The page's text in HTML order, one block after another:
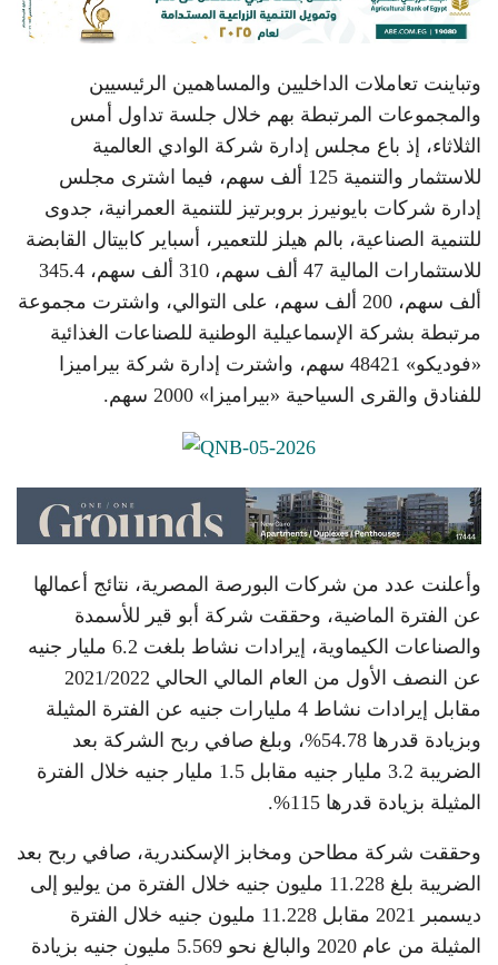
وتباينت تعاملات الداخليين والمساهمين الرئيسيين
والمجموعات المرتبطة بهم خلال جلسة تداول أمس
الثلاثاء، إذ باع مجلس إدارة شركة الوادي العالمية
للاستثمار والتنمية 125 ألف سهم، فيما اشترى مجلس
إدارة شركات بايونيرز بروبرتيز للتنمية العمرانية، جدوى
للتنمية الصناعية، بالم هيلز للتعمير، أسباير كابيتال القابضة
للاستثمارات المالية 47 ألف سهم، 310 ألف سهم، 345.4
ألف سهم، 200 ألف سهم، على التوالي، واشترت مجموعة
مرتبطة بشركة الإسماعيلية الوطنية للصناعات الغذائية
«فوديكو» 48421 سهم، واشترت إدارة شركة بيراميزا
للفنادق والقرى السياحية «بيراميزا» 2000 سهم.
وأعلنت عدد من شركات البورصة المصرية، نتائج أعمالها
عن الفترة الماضية، وحققت شركة أبو قير للأسمدة
والصناعات الكيماوية، إيرادات نشاط بلغت 6.2 مليار جنيه
عن النصف الأول من العام المالي الحالي 2021/2022
مقابل إيرادات نشاط 4 مليارات جنيه عن الفترة المثيلة
وبزيادة قدرها 54.78%، وبلغ صافي ربح الشركة بعد
الضريبة 3.2 مليار جنيه مقابل 1.5 مليار جنيه خلال الفترة
المثيلة بزيادة قدرها 115%.
وحققت شركة مطاحن ومخابز الإسكندرية، صافي ربح بعد
الضريبة بلغ 11.228 مليون جنيه خلال الفترة من يوليو إلى
ديسمبر 2021 مقابل 11.228 مليون جنيه خلال الفترة
المثيلة من عام 2020 والبالغ نحو 5.569 مليون جنيه بزيادة